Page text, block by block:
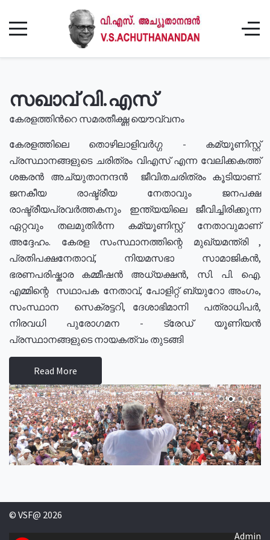
സഖാവ് വി.എസ്
കേരളത്തിൻറെ സമരതീക്ഷ്ണ യൌവ്വനം
കേരളത്തിലെ തൊഴിലാളിവർഗ്ഗ - കമ്യൂണിസ്റ്റ്
പ്രസ്ഥാനങ്ങളുടെ ചരിത്രം വിഎസ് എന്ന വേലിക്കകത്ത്
ശങ്കരൻ അച്യുതാനന്ദൻ ജീവിതചരിത്രം കൂടിയാണ്.
ജനകീയ രാഷ്ട്രീയ നേതാവും ജനപക്ഷ
രാഷ്ട്രീയപ്രവർത്തകനും ഇന്ത്യയിലെ ജീവിച്ചിരിക്കുന്ന
ഏറ്റവും തലമുതിർന്ന കമ്യൂണിസ്റ്റ് നേതാവുമാണ്
അദ്ദേഹം. കേരള സംസ്ഥാനത്തിന്റെ മുഖ്യമന്ത്രി ,
പ്രതിപക്ഷനേതാവ്, നിയമസഭാ സാമാജികൻ,
ഭരണപരിഷ്കാര കമ്മീഷൻ അധ്യക്ഷൻ, സി. പി. ഐ.
എമ്മിന്റെ സഥാപക നേതാവ്, പോളിറ്റ് ബ്യുറോ അംഗം,
സംസ്ഥാന സെക്രട്ടറി, ദേശാഭിമാനി പത്രാധിപർ,
നിരവധി പുരോഗമന - ട്രേഡ് യൂണിയൻ
പ്രസ്ഥാനങ്ങളുടെ നായകത്വം തുടങ്ങി
Read More
© VSF@ 2026
Admin